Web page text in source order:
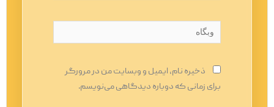
وبگاه
ذخیره نام، ایمیل و وبسایت من در مرورگر
برای زمانی که دوباره دیدگاهی می‌نویسم.